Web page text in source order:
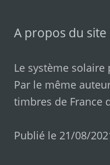
A propos du site
Le système solaire
Par le même
timbres de France
Publié le 21/08/